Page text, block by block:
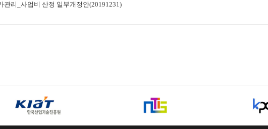
리_사업비 산정 일부개정안(20191231)